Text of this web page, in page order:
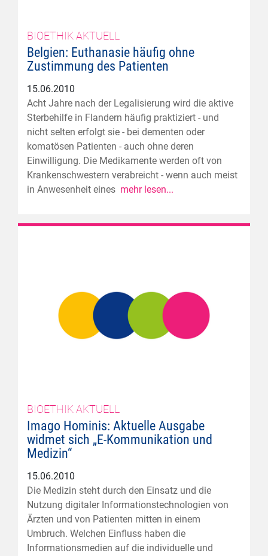
BIOETHIK AKTUELL
Belgien: Euthanasie häufig ohne
Zustimmung des Patienten
15.06.2010
Acht Jahre nach der Legalisierung wird die aktive
Sterbehilfe in Flandern häufig praktiziert - und
nicht selten erfolgt sie - bei dementen oder
komatösen Patienten - auch ohne deren
Einwilligung. Die Medikamente werden oft von
Krankenschwestern verabreicht - wenn auch meist
in Anwesenheit eines mehr lesen...
BIOETHIK AKTUELL
Imago Hominis: Aktuelle Ausgabe
widmet sich „E-Kommunikation und
Medizin“
15.06.2010
Die Medizin steht durch den Einsatz und die
Nutzung digitaler Informationstechnologien von
Ärzten und von Patienten mitten in einem
Umbruch. Welchen Einfluss haben die
Informationsmedien auf die individuelle und